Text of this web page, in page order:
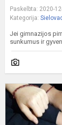
Paskelbta: 2020-
Kategorija:
Jei gimnazijos
sunkumus ir